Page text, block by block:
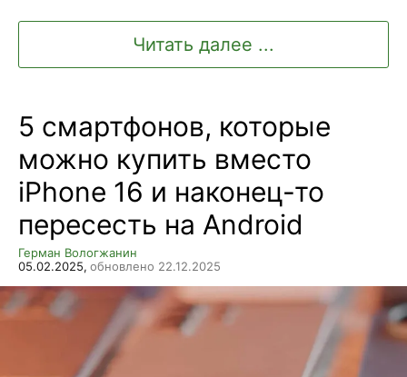
Читать далее ...
5 смартфонов, которые
можно купить вместо
iPhone 16 и наконец-то
пересесть на Android
Герман Вологжанин
05.02.2025, обновлено 22.12.2025